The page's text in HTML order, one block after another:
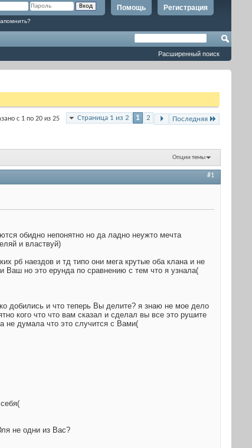
Регистрация
Помощь
Расширенный поиск
Страница 1 из 2 1 2 Последняя
с 1 по 20 из 25
Опции темы
#1
обидно непонятно но да ладно неужто мечта
и властвуй)
рб наездов и тд типо они мега крутые оба клана и не
Ваш но это ерунда по сравнению с тем что я узнала(
добились и что теперь Вы делите? я знаю не мое дело
кого что что вам сказал и сделал вы все это рушите
не думала что это случится с Вами(
не одни из Вас?